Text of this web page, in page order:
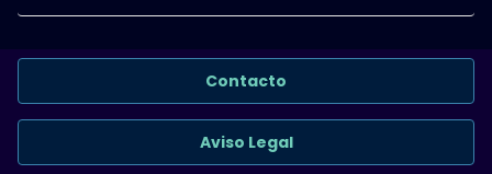
Contacto
Aviso Legal